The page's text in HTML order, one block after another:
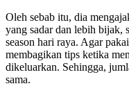
Oleh sebab itu, dia
yang sadar dan lebih bijak,
season hari raya. Agar
membagikan tips ketika
dikeluarkan. Sehingga,
sama.